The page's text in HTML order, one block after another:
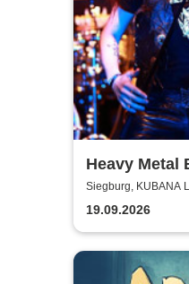
Heavy Metal
Barrel,
Siegburg, KUBANA
19.09.2026